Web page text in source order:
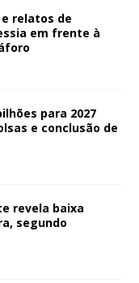
relatos de
em frente à
para 2027
e conclusão de
revela baixa
segundo